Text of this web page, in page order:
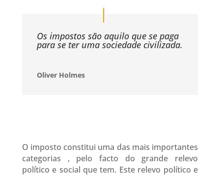
Os impostos são aquilo que se paga
para se ter uma sociedade civilizada.
Oliver Holmes
O imposto constitui uma das mais importantes
categorias , pelo facto do grande relevo
político e social que tem. Este relevo político e